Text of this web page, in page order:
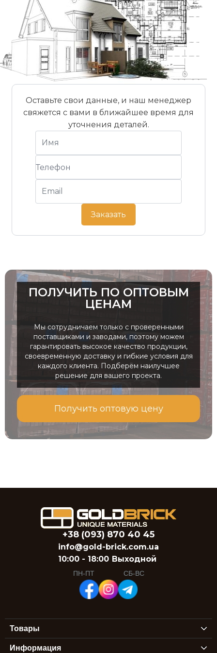
Оставьте свои данные, и наш менеджер
свяжется с вами в ближайшее время для
уточнения деталей.
Заказать
ПОЛУЧИТЬ ПО ОПТОВЫМ
ЦЕНАМ
Мы сотрудничаем только с проверенными
поставщиками и заводами, поэтому можем
гарантировать высокое качество продукции,
своевременную доставку и гибкие условия для
каждого клиента. Подберём наилучшее
решение для вашего проекта.
Получить оптовую цену
+38 (093) 870 40 45
info@gold-brick.com.ua
10:00 - 18:00
ПН-ПТ
Выходной
СБ-ВС
Товары
Информация